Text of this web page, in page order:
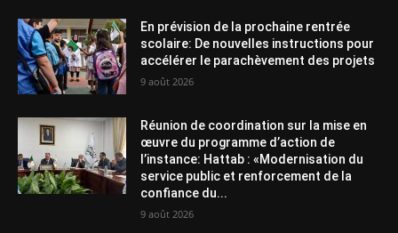
En prévision de la prochaine rentrée
scolaire: De nouvelles instructions pour
accélérer le parachèvement des projets
9 août 2026
Réunion de coordination sur la mise en
œuvre du programme d’action de
l’instance: Hattab : «Modernisation du
service public et renforcement de la
confiance du...
9 août 2026